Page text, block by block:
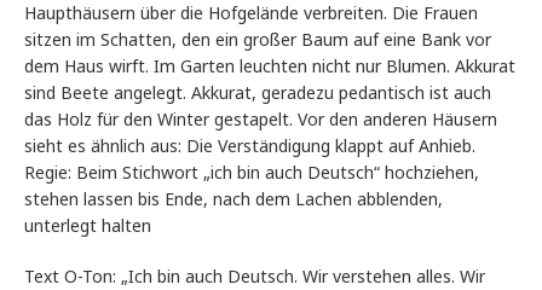
Haupthäusern über die Hofgelände verbreiten. Die Frauen
sitzen im Schatten, den ein großer Baum auf eine Bank vor
dem Haus wirft. Im Garten leuchten nicht nur Blumen. Akkurat
sind Beete angelegt. Akkurat, geradezu pedantisch ist auch
das Holz für den Winter gestapelt. Vor den anderen Häusern
sieht es ähnlich aus: Die Verständigung klappt auf Anhieb.
Regie: Beim Stichwort „ich bin auch Deutsch“ hochziehen,
stehen lassen bis Ende, nach dem Lachen abblenden,
unterlegt halten
Text O-Ton: „Ich bin auch Deutsch. Wir verstehen alles. Wir